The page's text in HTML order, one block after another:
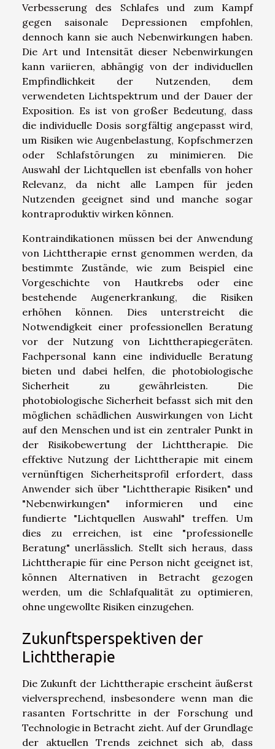
Verbesserung des Schlafes und zum Kampf
gegen saisonale Depressionen empfohlen,
dennoch kann sie auch Nebenwirkungen haben.
Die Art und Intensität dieser Nebenwirkungen
kann variieren, abhängig von der individuellen
Empfindlichkeit der Nutzenden, dem
verwendeten Lichtspektrum und der Dauer der
Exposition. Es ist von großer Bedeutung, dass
die individuelle Dosis sorgfältig angepasst wird,
um Risiken wie Augenbelastung, Kopfschmerzen
oder Schlafstörungen zu minimieren. Die
Auswahl der Lichtquellen ist ebenfalls von hoher
Relevanz, da nicht alle Lampen für jeden
Nutzenden geeignet sind und manche sogar
kontraproduktiv wirken können.
Kontraindikationen müssen bei der Anwendung
von Lichttherapie ernst genommen werden, da
bestimmte Zustände, wie zum Beispiel eine
Vorgeschichte von Hautkrebs oder eine
bestehende Augenerkrankung, die Risiken
erhöhen können. Dies unterstreicht die
Notwendigkeit einer professionellen Beratung
vor der Nutzung von Lichttherapiegeräten.
Fachpersonal kann eine individuelle Beratung
bieten und dabei helfen, die photobiologische
Sicherheit zu gewährleisten. Die
photobiologische Sicherheit befasst sich mit den
möglichen schädlichen Auswirkungen von Licht
auf den Menschen und ist ein zentraler Punkt in
der Risikobewertung der Lichttherapie. Die
effektive Nutzung der Lichttherapie mit einem
vernünftigen Sicherheitsprofil erfordert, dass
Anwender sich über "Lichttherapie Risiken" und
"Nebenwirkungen" informieren und eine
fundierte "Lichtquellen Auswahl" treffen. Um
dies zu erreichen, ist eine "professionelle
Beratung" unerlässlich. Stellt sich heraus, dass
Lichttherapie für eine Person nicht geeignet ist,
können Alternativen in Betracht gezogen
werden, um die Schlafqualität zu optimieren,
ohne ungewollte Risiken einzugehen.
Zukunftsperspektiven der
Lichttherapie
Die Zukunft der Lichttherapie erscheint äußerst
vielversprechend, insbesondere wenn man die
rasanten Fortschritte in der Forschung und
Technologie in Betracht zieht. Auf der Grundlage
der aktuellen Trends zeichnet sich ab, dass